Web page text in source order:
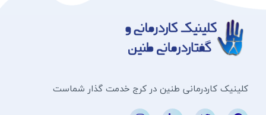
کلینیک کاردرمانی طنین در کرج خدمت گذار شماست